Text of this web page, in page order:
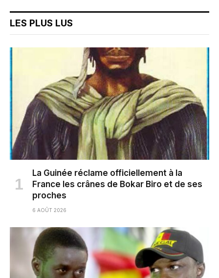
LES PLUS LUS
La Guinée réclame officiellement à la
France les crânes de Bokar Biro et de ses
proches
6 AOÛT 2026